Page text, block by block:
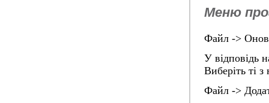
Меню
Файл ->
У відповідь
Виберіть ті
Файл ->